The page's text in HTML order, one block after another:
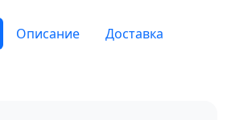
Описание
Доставка